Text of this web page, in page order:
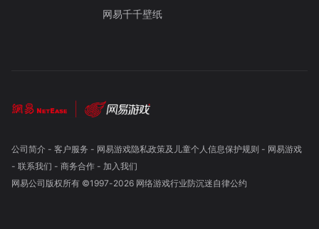
网易千千壁纸
公司简介- 客户服务 - 网易游戏隐私政策及儿童个人信息保护规则 - 网易游戏
- 联系我们 - 商务合作- 加入我们
网易公司版权所有 ©1997-2026 网络游戏行业防沉迷自律公约